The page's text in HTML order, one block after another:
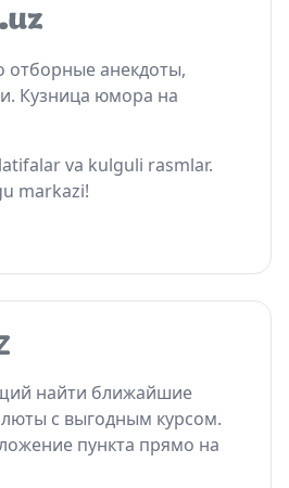
отборные анекдоты,
Кузница юмора на
va kulguli rasmlar.
markazi!
найти ближайшие
с выгодным курсом.
пункта прямо на